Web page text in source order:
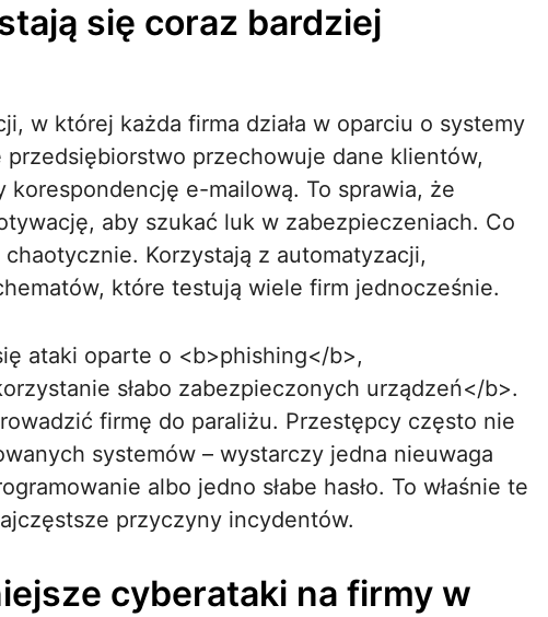
się coraz bardziej
w której każda firma działa w oparciu o systemy
przechowuje dane klientów,
e-mailową. To sprawia, że
aby szukać luk w zabezpieczeniach. Co
Korzystają z automatyzacji,
które testują wiele firm jednocześnie.
ataki oparte o <b>phishing</b>,
słabo zabezpieczonych urządzeń</b>.
firmę do paraliżu. Przestępcy często nie
systemów – wystarczy jedna nieuwaga
albo jedno słabe hasło. To właśnie te
przyczyny incydentów.
cyberataki na firmy w